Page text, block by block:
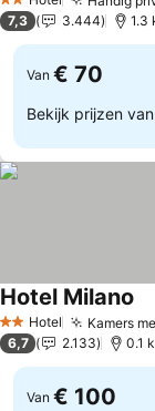
2 Sterren
7,3 3.444 1.3
Van € 70
Bekijk prijzen van
2 Sterren
Hotel Kamers
Hotel Milano
6,7 2.133 0.1
Van € 100